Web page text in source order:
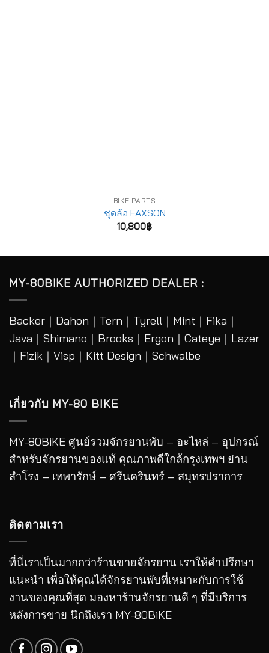
BIKE PARTS
ชุดล้อ FAXSON
10,800฿
MY-80BIKE AUTHORIZED DEALER :
Backer ｜ Dahon ｜ Tern ｜ Tyrell ｜ Mint ｜ Fika ｜
Java ｜ Shimano ｜ Brooks ｜ Ergon ｜ Cateye ｜ Lazer
｜Fizik｜Visp｜Kitt Design｜ Schwalbe
เกี่ยวกับ MY-80 BIKE
MY-80BiKE ศูนย์รวมจักรยานพับ – อะไหล่ – อุปกรณ์
สำหรับจักรยานของแท้ คุณภาพดีใกล้กรุงเทพฯ ย่าน
สำโรง – เทพารักษ์ – ศรีนครินทร์ – สมุทรปราการ
ติดตามเรา
ที่นี่เราเป็นมากกว่าร้านขายจักรยาน เราให้คำปรึกษา
แนะนำ เพื่อให้คุณได้จักรยานพับที่เหมาะกับการใช้
งานของคุณที่สุด มองหาร้านจักรยานดี ๆ ที่มีบริการ
หลังการขาย นึกถึงเรา MY-80BiKE